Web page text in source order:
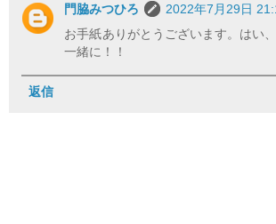
門脇みつひろ
2022年7月29日
お手紙ありがとうございます。はい
一緒に！！
返信